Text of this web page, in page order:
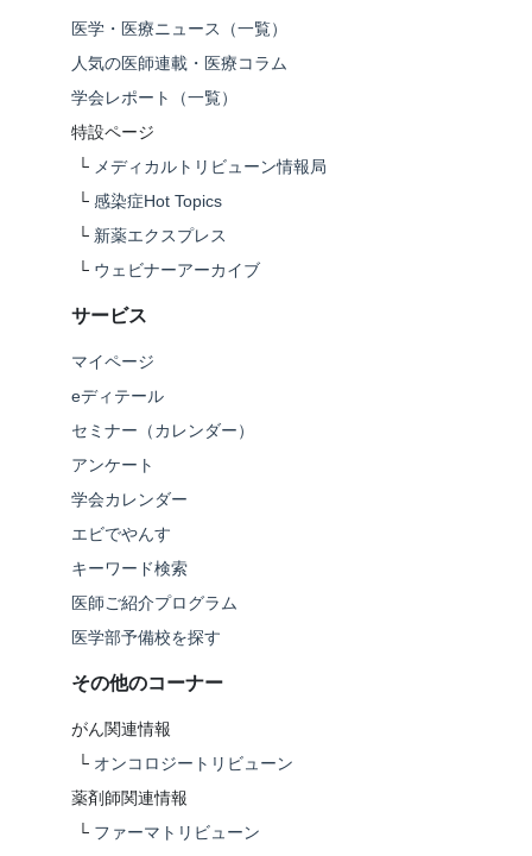
医学・医療ニュース（一覧）
人気の医師連載・医療コラム
学会レポート（一覧）
特設ページ
└ メディカルトリビューン情報局
└ 感染症Hot Topics
└ 新薬エクスプレス
└ ウェビナーアーカイブ
サービス
マイページ
eディテール
セミナー（カレンダー）
アンケート
学会カレンダー
エビでやんす
キーワード検索
医師ご紹介プログラム
医学部予備校を探す
その他のコーナー
がん関連情報
└ オンコロジートリビューン
薬剤師関連情報
└ ファーマトリビューン